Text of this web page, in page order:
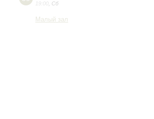
19:00 Сб
Малый зал